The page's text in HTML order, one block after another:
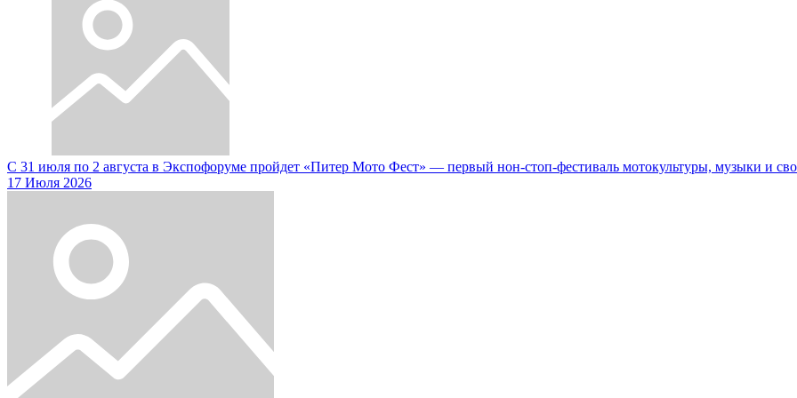
С 31 июля по 2 августа в Экспофоруме пройдет «Питер Мото Фест» — первый нон-стоп-фестиваль мотокультуры, музыки и
17 Июля 2026